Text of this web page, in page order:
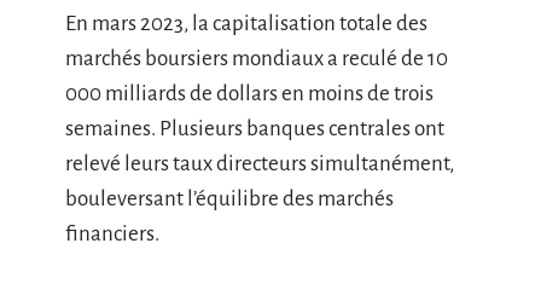
En mars 2023, la capitalisation totale des
marchés boursiers mondiaux a reculé de 10
000 milliards de dollars en moins de trois
semaines. Plusieurs banques centrales ont
relevé leurs taux directeurs simultanément,
bouleversant l’équilibre des marchés
financiers.